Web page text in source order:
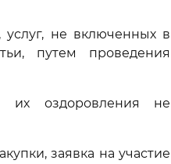
услуг, не включенных в
путем проведения
их оздоровления не
заявка на участие